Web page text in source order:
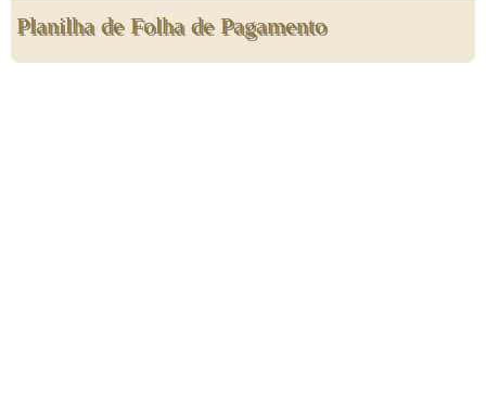
Planilha de Folha de Pagamento